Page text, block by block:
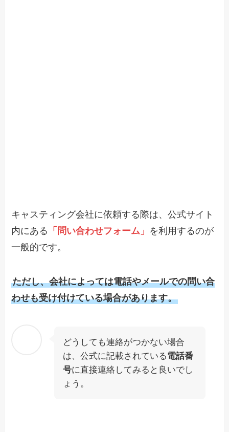
キャスティング会社に依頼する際は、公式サイト
内にある 「問い合わせフォーム」 を利用するのが
一般的です。
ただし、会社によっては電話やメールでの問い合
わせも受け付けている場合があります。
どうしても連絡がつかない場合
は、公式に記載されている電話番
号に直接連絡してみると良いでし
ょう。